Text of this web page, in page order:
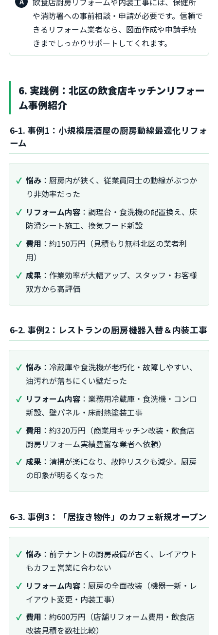
や消防署への事前相談・申請が必要です。信頼で
きるリフォーム業者なら、図面作成や申請手続
きまでしっかりサポートしてくれます。
6. 実践例：北区の飲食店キッチンリフォー
ム事例紹介
6-1. 事例1：小規模居酒屋の厨房動線最適化リフォ
ーム
悩み ：厨房内が狭く、従業員同士の動線がぶつか
り非効率だった
リフォーム内容 ：調理台・食洗機の配置換え、床
防滑シート施工、換気フード新設
費用 ：約150万円（見積もり無料北区の業者利
用）
成果 ：作業効率が大幅アップ、スタッフ・お客様
双方から高評価
6-2. 事例2：レストランの厨房機器入替＆内装工事
悩み ：冷蔵庫や食洗機が老朽化・故障しやすい、
油汚れが落ちにくい壁だった
リフォーム内容 ：業務用冷蔵庫・食洗機・コンロ
新設、壁パネル・床耐熱塗装工事
費用 ：約320万円（商業用キッチン改装・飲食店
厨房リフォーム実績豊富な業者へ依頼）
成果 ：清掃が楽になり、故障リスクも減少。厨房
の印象が明るくなった
6-3. 事例3：「居抜き物件」のカフェ新規オープン
悩み ：前テナントの厨房設備が古く、レイアウト
もカフェ営業に合わない
リフォーム内容 ：厨房の全面改装（機器一新・レ
イアウト変更・内装工事）
費用 ：約600万円（店舗リフォーム費用・飲食店
改装見積を数社比較）